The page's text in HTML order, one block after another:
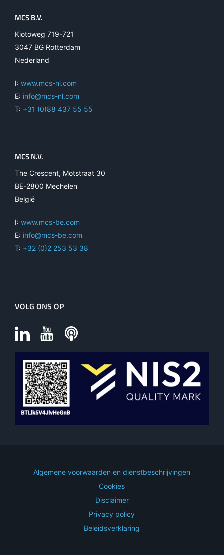
MCS B.V.
Kiotoweg 719-721
3047 BG Rotterdam
Nederland
I: www.mcs-nl.com
E: info@mcs-nl.com
T: +31 (0)88 437 55 55
MCS N.V.
The Crescent, Motstraat 30
BE-2800 Mechelen
België
I: www.mcs-be.com
E: info@mcs-be.com
T: +32 (0)2 253 53 38
VOLG ONS OP
Algemene voorwaarden en dienstbeschrijvingen
Cookies
Disclaimer
Privacy policy
Beleidsverklaring